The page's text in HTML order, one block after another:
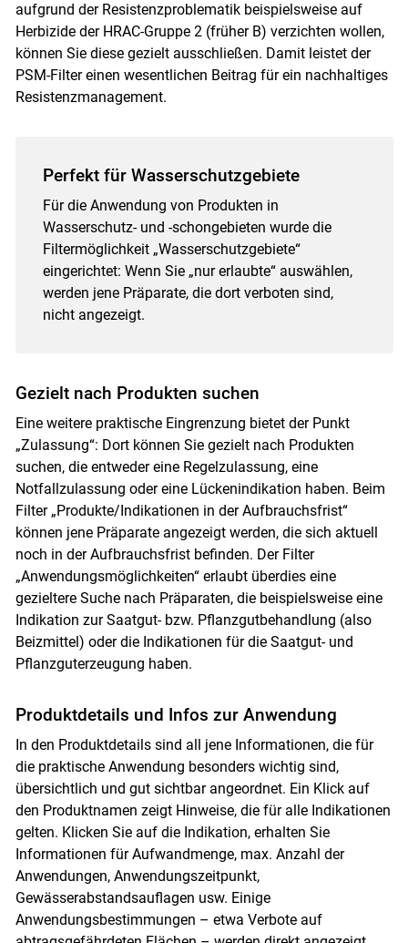
aufgrund der Resistenzproblematik beispielsweise auf
Herbizide der HRAC-Gruppe 2 (früher B) verzichten wollen,
können Sie diese gezielt ausschließen. Damit leistet der
PSM-Filter einen wesentlichen Beitrag für ein nachhaltiges
Resistenzmanagement.
Perfekt für Wasserschutzgebiete
Für die Anwendung von Produkten in
Wasserschutz- und -schongebieten wurde die
Filtermöglichkeit „Wasserschutzgebiete“
eingerichtet: Wenn Sie „nur erlaubte“ auswählen,
werden jene Präparate, die dort verboten sind,
nicht angezeigt.
Gezielt nach Produkten suchen
Eine weitere praktische Eingrenzung bietet der Punkt
„Zulassung“: Dort können Sie gezielt nach Produkten
suchen, die entweder eine Regelzulassung, eine
Notfallzulassung oder eine Lückenindikation haben. Beim
Filter „Produkte/Indikationen in der Aufbrauchsfrist“
können jene Präparate angezeigt werden, die sich aktuell
noch in der Aufbrauchsfrist befinden. Der Filter
„Anwendungsmöglichkeiten“ erlaubt überdies eine
gezieltere Suche nach Präparaten, die beispielsweise eine
Indikation zur Saatgut- bzw. Pflanzgutbehandlung (also
Beizmittel) oder die Indikationen für die Saatgut- und
Pflanzguterzeugung haben.
Produktdetails und Infos zur Anwendung
In den Produktdetails sind all jene Informationen, die für
die praktische Anwendung besonders wichtig sind,
übersichtlich und gut sichtbar angeordnet. Ein Klick auf
den Produktnamen zeigt Hinweise, die für alle Indikationen
gelten. Klicken Sie auf die Indikation, erhalten Sie
Informationen für Aufwandmenge, max. Anzahl der
Anwendungen, Anwendungszeitpunkt,
Gewässerabstandsauflagen usw. Einige
Anwendungsbestimmungen – etwa Verbote auf